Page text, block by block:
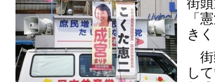
街
「
き
街
し